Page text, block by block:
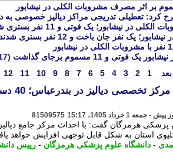
کرد: تعطیلی تدریجی مراکز دیالیز خصوصی به
در نیشابور؛ یک فوتی و 11 نفر بستری شدند
یک نفر جان باخت و 12 نفر بستری شدند
مسموم برجای گذاشت (17 مرداد 1405)
1
2
3
4
5
6
7
8
9
10
11
12
81509575
پزشکی هرمزگان گفت: با احداث مرکز جامع
استان به شکل قابل توجهی افزایش خواهد
- دانشگاه علوم پزشکی هرمزگان - رییس